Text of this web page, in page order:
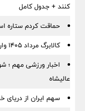
کنند + جدول کامل
حماقت کردم ستاره
کالابرگ مرداد ۱۴۰۵ واریز شد + جدول کامل
اخبار ورزشی مهم ؛
عالیشاه
سهم ایران از دریای خزر کم می‌شود؟